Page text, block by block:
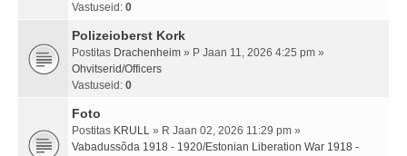
Vastuseid: 0
Polizeioberst Kork
Postitas Drachenheim » P Jaan 11, 2026 4:25 pm »
Ohvitserid/Officers
Vastuseid: 0
Foto
Postitas KRULL » R Jaan 02, 2026 11:29 pm »
Vabadussõda 1918 - 1920/Estonian Liberation War 1918 -